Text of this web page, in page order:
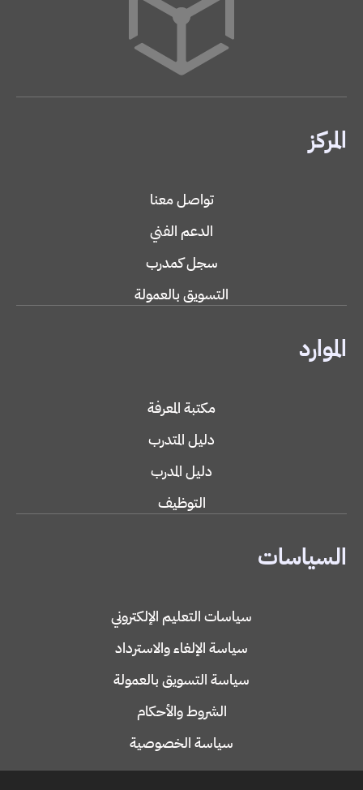
المركز
تواصل معنا
الدعم الفني
سجل كمدرب
التسويق بالعمولة
الموارد
مكتبة المعرفة
دليل المتدرب
دليل المدرب
التوظيف
السياسات
سياسات التعليم الإلكتروني
سياسة الإلغاء والاسترداد
سياسة التسويق بالعمولة
الشروط والأحكام
سياسة الخصوصية